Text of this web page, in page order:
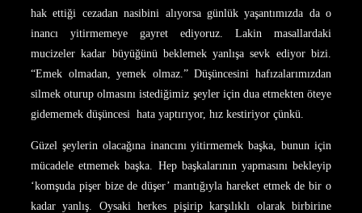
hak ettiği cezadan nasibini alıyorsa günlük yaşantımızda da o
inancı yitirmemeye gayret ediyoruz. Lakin masallardaki
mucizeler kadar büyüğünü beklemek yanlışa sevk ediyor bizi.
“Emek olmadan, yemek olmaz.” Düşüncesini hafızalarımızdan
silmek oturup olmasını istediğimiz şeyler için dua etmekten öteye
gidememek düşüncesi hata yaptırıyor, hız kestiriyor çünkü.
Güzel şeylerin olacağına inancını yitirmemek başka, bunun için
mücadele etmemek başka. Hep başkalarının yapmasını bekleyip
‘komşuda pişer bize de düşer’ mantığıyla hareket etmek de bir o
kadar yanlış. Oysaki herkes pişirip karşılıklı olarak birbirine